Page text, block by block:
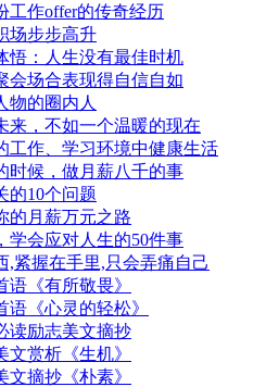
工作offer的传奇经历
场步步高升
悟：人生没有最佳时机
会场合表现得自信自如
物的圈内人
来，不如一个温暖的现在
工作、学习环境中健康生活
时候，做月薪八千的事
的10个问题
的月薪万元之路
学会应对人生的50件事
,紧握在手里,只会弄痛自己
语《有所敬畏》
《心灵的轻松》
读励志美文摘抄
文赏析《生机》
文摘抄《朴素》